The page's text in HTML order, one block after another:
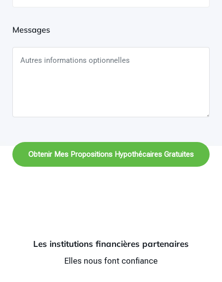
Messages
Obtenir Mes Propositions Hypothécaires Gratuites
Les institutions financières partenaires
Elles nous font confiance